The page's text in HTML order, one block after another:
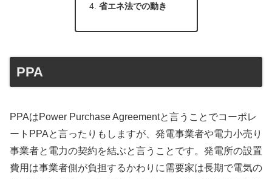
省エネ法での動き
PPA
PPAはPower Purchase Agreementと言うことでコーポレ
ートPPAと言ったりもしますが、発電事業者や電力小売り
事業者と電力の契約を結ぶと言うことです。発電所の設置
費用は事業者側が負担するかわりに需要家は長期で電気の